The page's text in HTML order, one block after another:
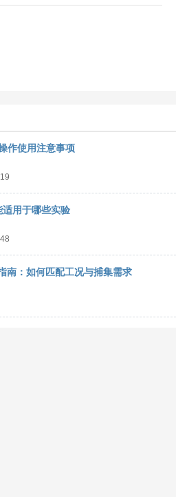
作使用注意事项
用于哪些实验
南：如何匹配工况与捕集需求